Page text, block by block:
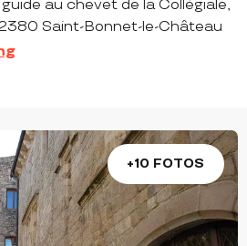
au chevet de la Collégiale,
Saint-Bonnet-le-Château
+10 FOTOS